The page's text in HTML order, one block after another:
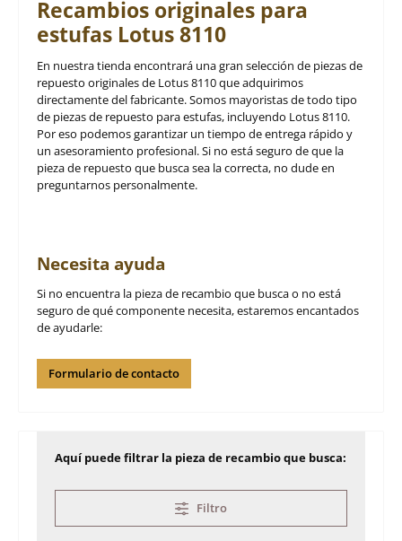
Recambios originales para
estufas Lotus 8110
En nuestra tienda encontrará una gran selección de piezas de
repuesto originales de Lotus 8110 que adquirimos
directamente del fabricante. Somos mayoristas de todo tipo
de piezas de repuesto para estufas, incluyendo Lotus 8110.
Por eso podemos garantizar un tiempo de entrega rápido y
un asesoramiento profesional. Si no está seguro de que la
pieza de repuesto que busca sea la correcta, no dude en
preguntarnos personalmente.
Necesita ayuda
Si no encuentra la pieza de recambio que busca o no está
seguro de qué componente necesita, estaremos encantados
de ayudarle:
Formulario de contacto
Aquí puede filtrar la pieza de recambio que busca:
Filtro